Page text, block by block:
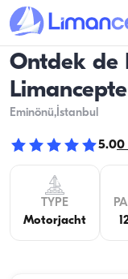
Ontdek de
Eminönü,İstanbul
5.00
TYPE
Motorjacht